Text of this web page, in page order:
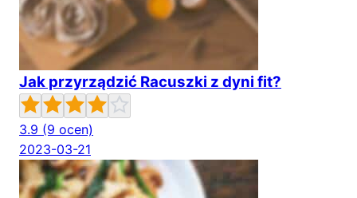
Jak przyrządzić Racuszki z dyni fit?
3.9 (9 ocen)
2023-03-21